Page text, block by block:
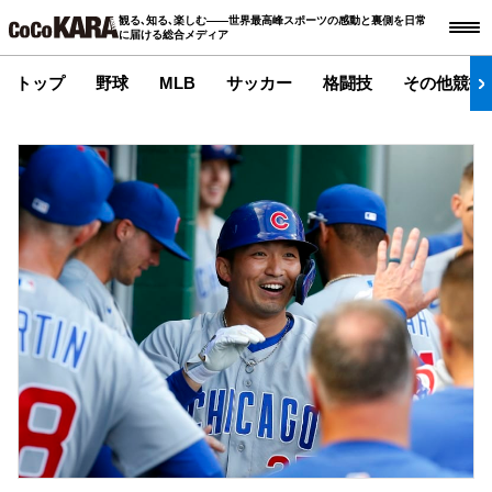
観る､知る､楽しむ――世界最高峰スポーツの感動と裏側を日常
に届ける総合メディア
トップ 野球 MLB サッカー 格闘技 その他競技